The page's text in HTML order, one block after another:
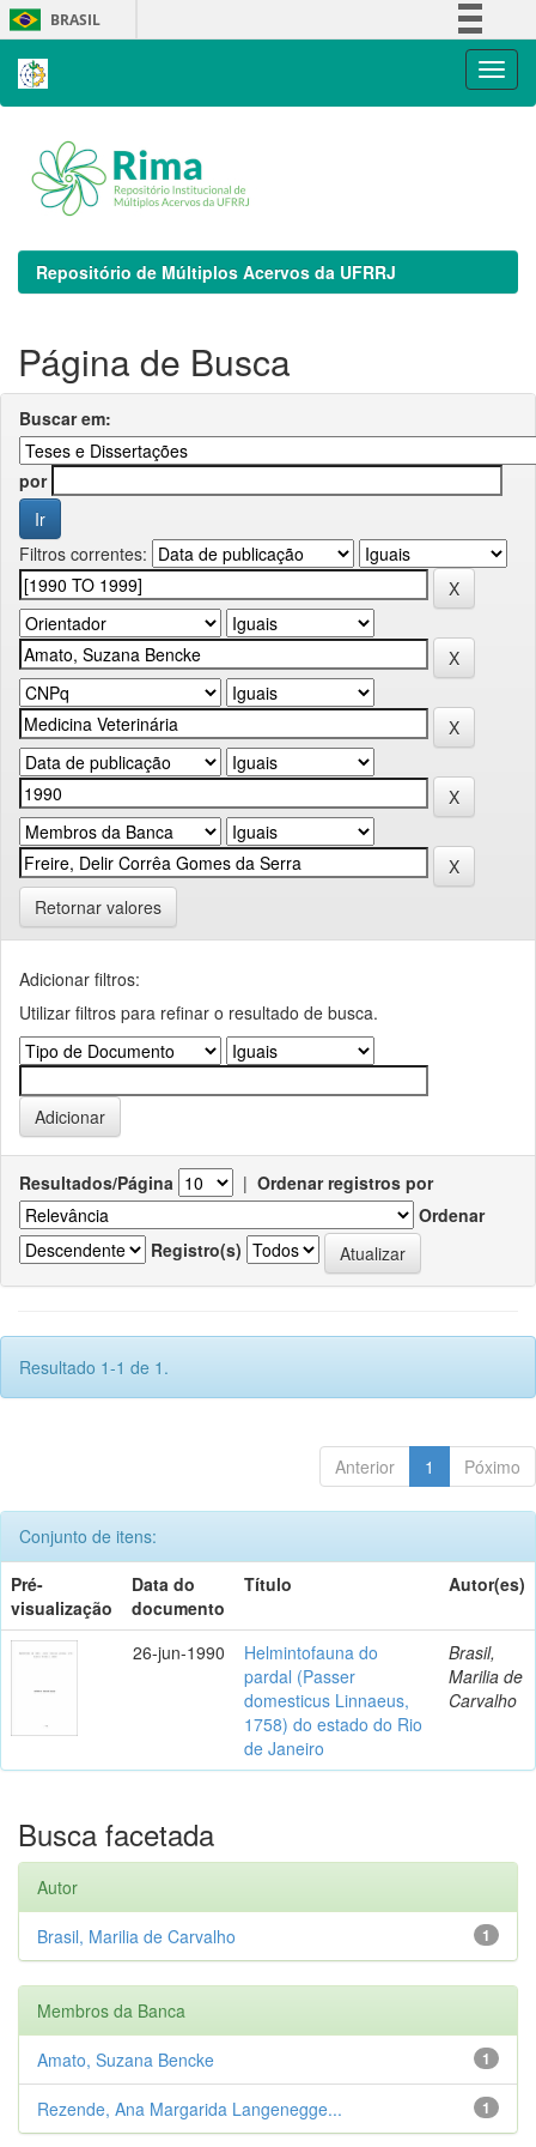
Skip
navigation
BRASIL
Repositório de Múltiplos Acervos da UFRRJ
Página de Busca
Buscar em:
por
Filtros correntes:
Retornar valores
Adicionar filtros:
Utilizar filtros para refinar o resultado de busca.
Resultados/Página | Ordenar registros por
Ordenar
Registro(s)
Resultado 1-1 de 1.
Anterior 1 Póximo
Conjunto de itens:
Pré-
visualização
Data do
documento
Título Autor(es)
26-jun-1990
Helmintofauna do
pardal (Passer
domesticus Linnaeus,
1758) do estado do Rio
de Janeiro
Brasil,
Marilia de
Carvalho
Busca facetada
Autor
1
Brasil, Marilia de Carvalho
Membros da Banca
1
Amato, Suzana Bencke
1
Rezende, Ana Margarida Langenegge...